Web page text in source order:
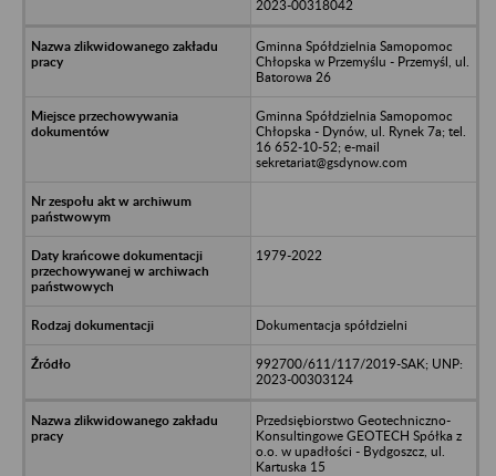
2023-00318042
Gminna Spółdzielnia Samopomoc
Chłopska w Przemyślu - Przemyśl, ul.
Batorowa 26
Gminna Spółdzielnia Samopomoc
Chłopska - Dynów, ul. Rynek 7a; tel.
16 652-10-52; e-mail
sekretariat@gsdynow.com
1979-2022
Dokumentacja spółdzielni
992700/611/117/2019-SAK; UNP:
2023-00303124
Przedsiębiorstwo Geotechniczno-
Konsultingowe GEOTECH Spółka z
o.o. w upadłości - Bydgoszcz, ul.
Kartuska 15